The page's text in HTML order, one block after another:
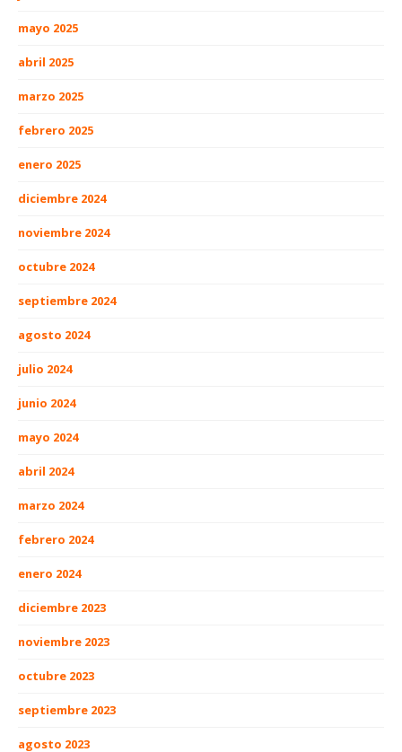
mayo 2025
abril 2025
marzo 2025
febrero 2025
enero 2025
diciembre 2024
noviembre 2024
octubre 2024
septiembre 2024
agosto 2024
julio 2024
junio 2024
mayo 2024
abril 2024
marzo 2024
febrero 2024
enero 2024
diciembre 2023
noviembre 2023
octubre 2023
septiembre 2023
agosto 2023